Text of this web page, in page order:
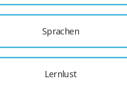
Sprachen
Lernlust